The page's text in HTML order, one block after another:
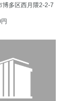
博多区西月隈2-2-7